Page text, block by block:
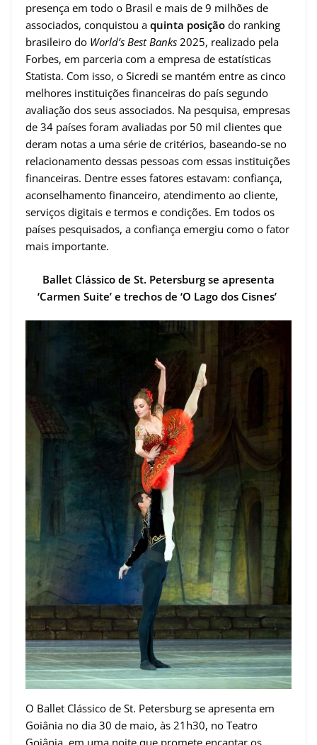
presença em todo o Brasil e mais de 9 milhões de
associados, conquistou a quinta posição do ranking
brasileiro do World’s Best Banks 2025, realizado pela
Forbes, em parceria com a empresa de estatísticas
Statista. Com isso, o Sicredi se mantém entre as cinco
melhores instituições financeiras do país segundo
avaliação dos seus associados. Na pesquisa, empresas
de 34 países foram avaliadas por 50 mil clientes que
deram notas a uma série de critérios, baseando-se no
relacionamento dessas pessoas com essas instituições
financeiras. Dentre esses fatores estavam: confiança,
aconselhamento financeiro, atendimento ao cliente,
serviços digitais e termos e condições. Em todos os
países pesquisados, a confiança emergiu como o fator
mais importante.
Ballet Clássico de St. Petersburg se apresenta
‘Carmen Suite’ e trechos de ‘O Lago dos Cisnes’
O Ballet Clássico de St. Petersburg se apresenta em
Goiânia no dia 30 de maio, às 21h30, no Teatro